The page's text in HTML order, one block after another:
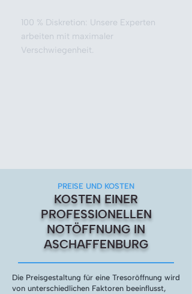
100 % Diskretion: Unsere Experten
arbeiten mit maximaler
Verschwiegenheit.
PREISE UND KOSTEN
KOSTEN EINER
PROFESSIONELLEN
NOTÖFFNUNG IN
ASCHAFFENBURG
Die Preisgestaltung für eine Tresoröffnung wird
von unterschiedlichen Faktoren beeinflusst,